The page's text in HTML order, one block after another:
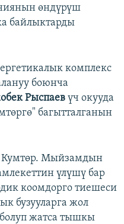
өндүрүш
байлыктарды
комплекс
боюнча
Рыспаев үч окууда
багытталганын
Кумтөр. Мыйзамдын
үлүшү бар
коомдорго тиешеси
бузууларга жол
жатса тышкы